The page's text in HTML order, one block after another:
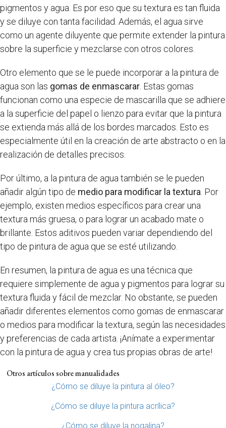
pigmentos y agua. Es por eso que su textura es tan fluida
y se diluye con tanta facilidad. Además, el agua sirve
como un agente diluyente que permite extender la pintura
sobre la superficie y mezclarse con otros colores.
Otro elemento que se le puede incorporar a la pintura de
agua son las gomas de enmascarar . Estas gomas
funcionan como una especie de mascarilla que se adhiere
a la superficie del papel o lienzo para evitar que la pintura
se extienda más allá de los bordes marcados. Esto es
especialmente útil en la creación de arte abstracto o en la
realización de detalles precisos.
Por último, a la pintura de agua también se le pueden
añadir algún tipo de medio para modificar la textura . Por
ejemplo, existen medios específicos para crear una
textura más gruesa, o para lograr un acabado mate o
brillante. Estos aditivos pueden variar dependiendo del
tipo de pintura de agua que se esté utilizando.
En resumen, la pintura de agua es una técnica que
requiere simplemente de agua y pigmentos para lograr su
textura fluida y fácil de mezclar. No obstante, se pueden
añadir diferentes elementos como gomas de enmascarar
o medios para modificar la textura, según las necesidades
y preferencias de cada artista. ¡Anímate a experimentar
con la pintura de agua y crea tus propias obras de arte!
Otros artículos sobre manualidades
¿Cómo se diluye la pintura al óleo?
¿Cómo se diluye la pintura acrílica?
¿Cómo se diluye la nogalina?